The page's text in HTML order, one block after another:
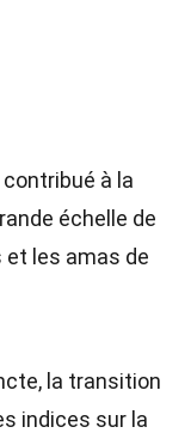
contribué à la
échelle de
et les amas de
la transition
indices sur la